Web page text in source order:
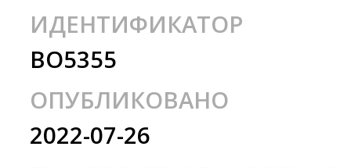
ИДЕНТИФИКАТОР
BO5355
ОПУБЛИКОВАНО
2022-07-26